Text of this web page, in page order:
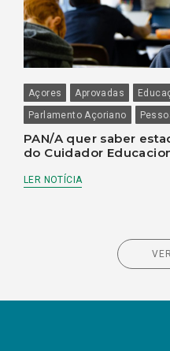
Açores Aprovadas
Parlamento Açoriano
PAN/A quer saber
do Cuidador
LER NOTÍCIA